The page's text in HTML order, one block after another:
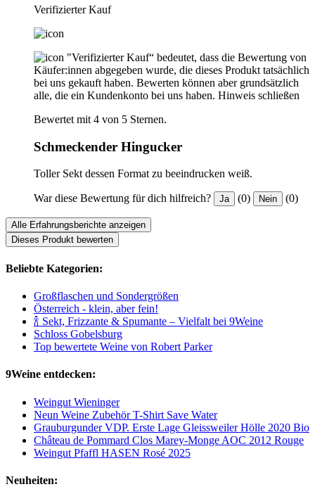
Verifizierter Kauf
"Verifizierter Kauf“ bedeutet, dass die Bewertung von
Käufer:innen abgegeben wurde, die dieses Produkt tatsächlich
bei uns gekauft haben. Bewerten können aber grundsätzlich
alle, die ein Kundenkonto bei uns haben. Hinweis schließen
Bewertet mit 4 von 5 Sternen.
Schmeckender Hingucker
Toller Sekt dessen Format zu beeindrucken weiß.
War diese Bewertung für dich hilfreich? Ja (0) Nein (0)
Alle Erfahrungsberichte anzeigen
Dieses Produkt bewerten
Beliebte Kategorien:
Großflaschen und Sondergrößen
Österreich - klein, aber fein!
🍾 Sekt, Frizzante & Spumante – Vielfalt bei 9Weine
Schloss Gobelsburg
Top bewertete Weine von Robert Parker
9Weine entdecken:
Weingut Wieninger
Neun Weine Zubehör T-Shirt Save Water
Grauburgunder VDP. Erste Lage Gleissweiler Hölle 2020 Bio
Château de Pommard Clos Marey-Monge AOC 2012 Rouge
Weingut Pfaffl HASEN Rosé 2025
Neuheiten: